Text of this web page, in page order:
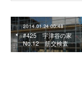
2014.01.24 00:48
#425 宇津谷の家
No.12 筋交検査